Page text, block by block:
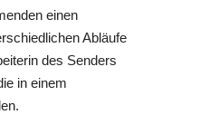
einen
Abläufe
des Senders
in einem